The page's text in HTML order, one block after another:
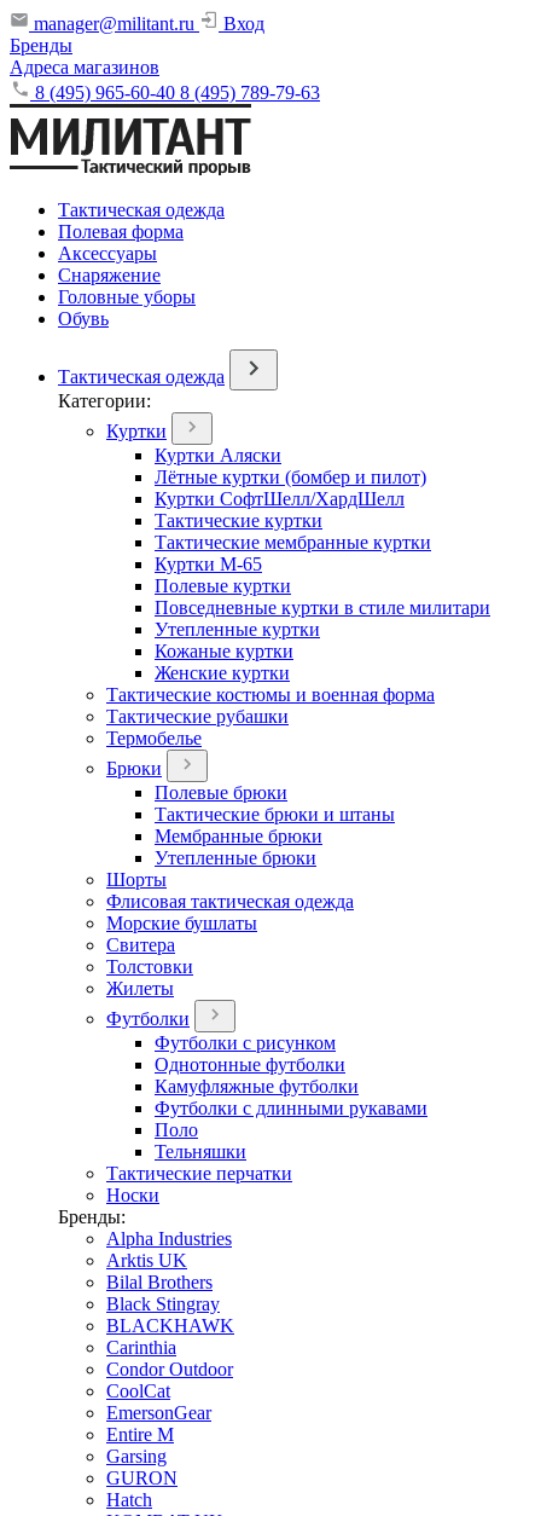
manager@militant.ru
Вход
Бренды
Адреса магазинов
8 (495) 965-60-40 8 (495) 789-79-63
Тактическая одежда
Полевая форма
Аксессуары
Снаряжение
Головные уборы
Обувь
Тактическая одежда
Категории:
Куртки
Куртки Аляски
Лётные куртки (бомбер и пилот)
Куртки СофтШелл/ХардШелл
Тактические куртки
Тактические мембранные куртки
Куртки М-65
Полевые куртки
Повседневные куртки в стиле милитари
Утепленные куртки
Кожаные куртки
Женские куртки
Тактические костюмы и военная форма
Тактические рубашки
Термобелье
Брюки
Полевые брюки
Тактические брюки и штаны
Мембранные брюки
Утепленные брюки
Шорты
Флисовая тактическая одежда
Морские бушлаты
Свитера
Толстовки
Жилеты
Футболки
Футболки с рисунком
Однотонные футболки
Камуфляжные футболки
Футболки с длинными рукавами
Поло
Тельняшки
Тактические перчатки
Носки
Бренды:
Alpha Industries
Arktis UK
Bilal Brothers
Black Stingray
BLACKHAWK
Carinthia
Condor Outdoor
CoolCat
EmersonGear
Entire M
Garsing
GURON
Hatch